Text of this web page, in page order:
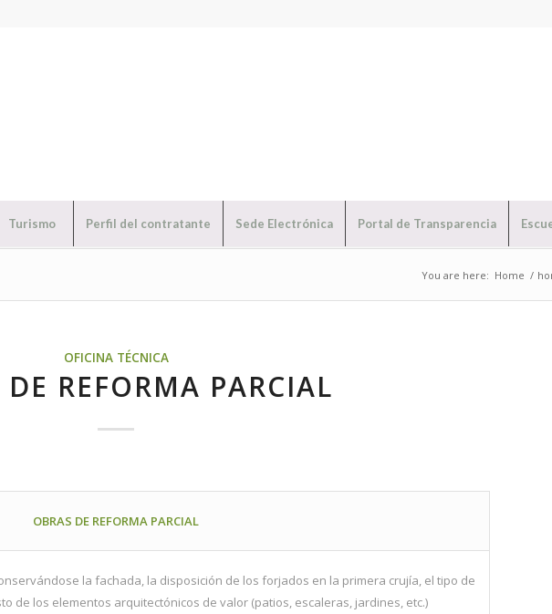
Turismo Perfil del contratante Sede Electrónica Portal de Transparencia
You are here: Home /
OFICINA TÉCNICA
DE REFORMA PARCIAL
OBRAS DE REFORMA PARCIAL
la fachada, la disposición de los forjados en la primera crujía, el tipo de
de los elementos arquitectónicos de valor (patios, escaleras, jardines, etc.)